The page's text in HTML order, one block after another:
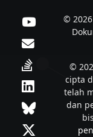
©
©
cipta
telah
dan